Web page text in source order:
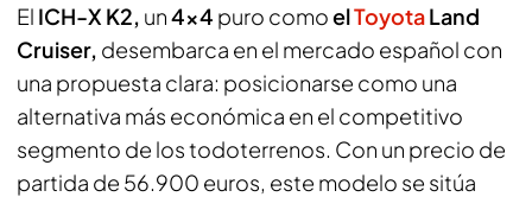
El ICH-X K2, un4x4 puro comoelToyotaLand
Cruiser, desembarca en el mercado español con
una propuesta clara: posicionarse como una
alternativa más económica en el competitivo
segmento de los todoterrenos. Con un precio de
partida de 56.900 euros, este modelo se sitúa